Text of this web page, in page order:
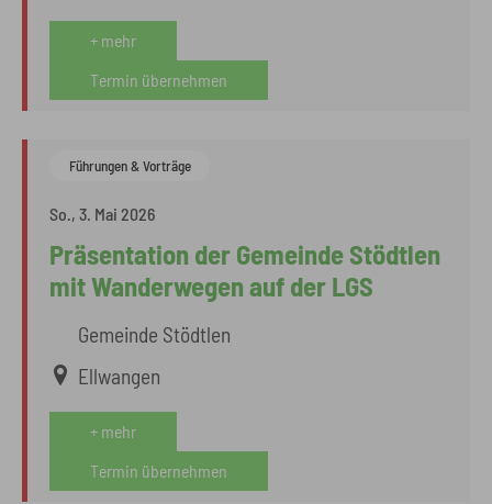
+ mehr
Termin übernehmen
So., 3. Mai 2026
Präsentation der Gemeinde Stödtlen
mit Wanderwegen auf der LGS
Gemeinde Stödtlen
Ellwangen
+ mehr
Termin übernehmen
Führungen & Vorträge